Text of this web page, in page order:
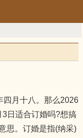
月十八。那么2026
日适合订婚吗?想搞
思。订婚是指(纳采)